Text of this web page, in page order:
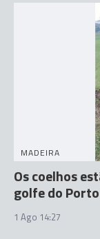
MADEIRA
Os coelhos
golfe do
1 Ago 14:27